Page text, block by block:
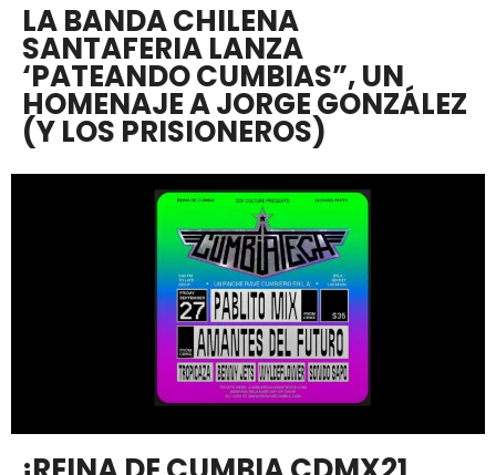
LA BANDA CHILENA
SANTAFERIA LANZA
‘PATEANDO CUMBIAS”, UN
HOMENAJE A JORGE GONZÁLEZ
(Y LOS PRISIONEROS)